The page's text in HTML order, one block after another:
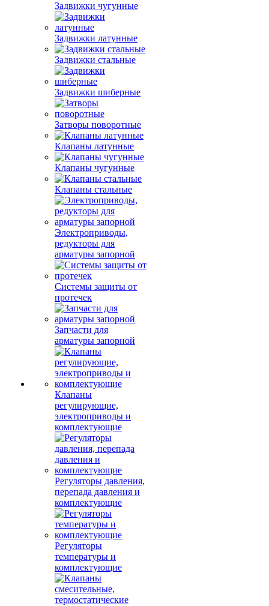
Задвижки чугунные
Задвижки латунные
Задвижки стальные
Задвижки шиберные
Затворы поворотные
Клапаны латунные
Клапаны чугунные
Клапаны стальные
Электроприводы,
редукторы для
арматуры запорной
Системы защиты от
протечек
Запчасти для
арматуры запорной
Клапаны
регулирующие,
электроприводы и
комплектующие
Регуляторы давления,
перепада давления и
комплектующие
Регуляторы
температуры и
комплектующие